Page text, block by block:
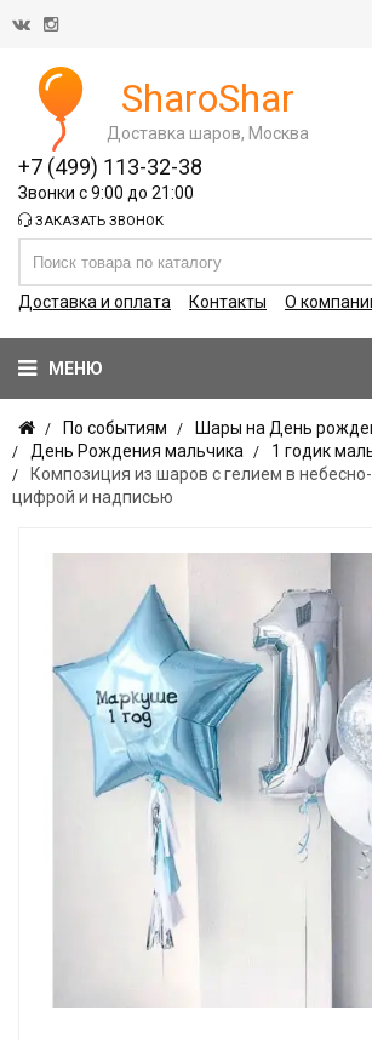
SharoShar
Доставка шаров, Москва
+7 (499) 113-32-38
Звонки с 9:00 до 21:00
ЗАКАЗАТЬ ЗВОНОК
Доставка и оплата Контакты О
МЕНЮ
По событиям
Шары на День
День Рождения мальчика
1 годик
Композиция из шаров с гелием в
цифрой и надписью